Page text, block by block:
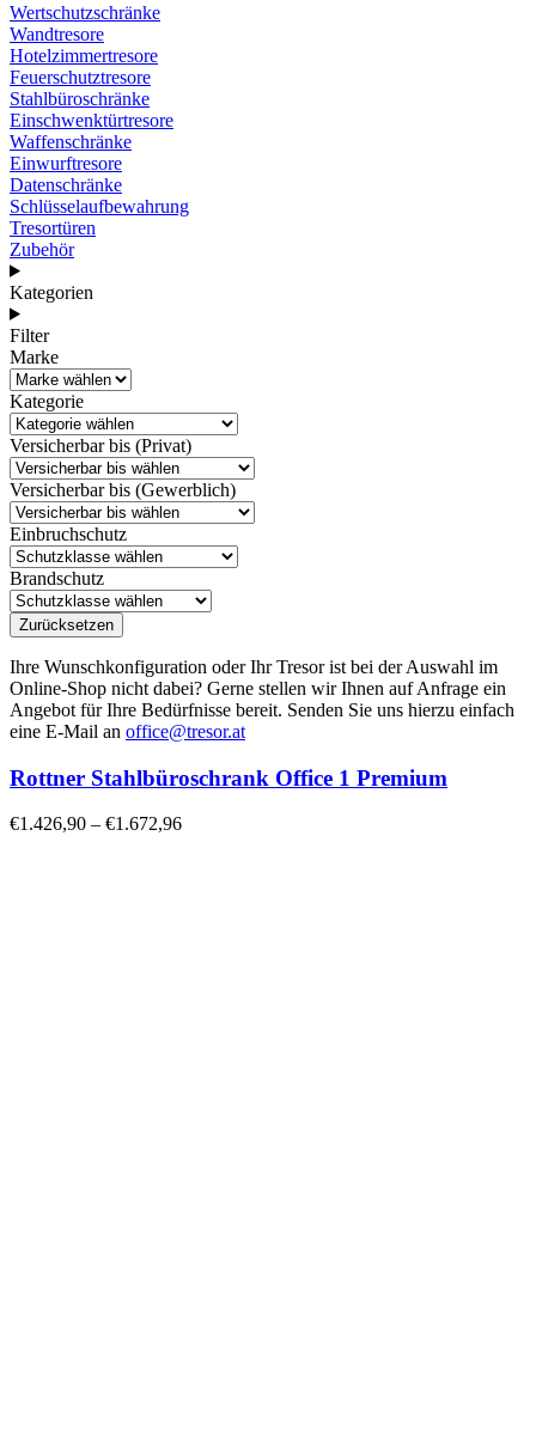
Wertschutzschränke
Wandtresore
Hotelzimmertresore
Feuerschutztresore
Stahlbüroschränke
Einschwenktürtresore
Waffenschränke
Einwurftresore
Datenschränke
Schlüsselaufbewahrung
Tresortüren
Zubehör
Kategorien
Filter
Marke
Kategorie
Versicherbar bis (Privat)
Versicherbar bis (Gewerblich)
Einbruchschutz
Brandschutz
Zurücksetzen
Ihre Wunschkonfiguration oder Ihr Tresor ist bei der Auswahl im
Online-Shop nicht dabei? Gerne stellen wir Ihnen auf Anfrage ein
Angebot für Ihre Bedürfnisse bereit. Senden Sie uns hierzu einfach
eine E-Mail an office@tresor.at
Rottner Stahlbüroschrank Office 1 Premium
€1.426,90 – €1.672,96